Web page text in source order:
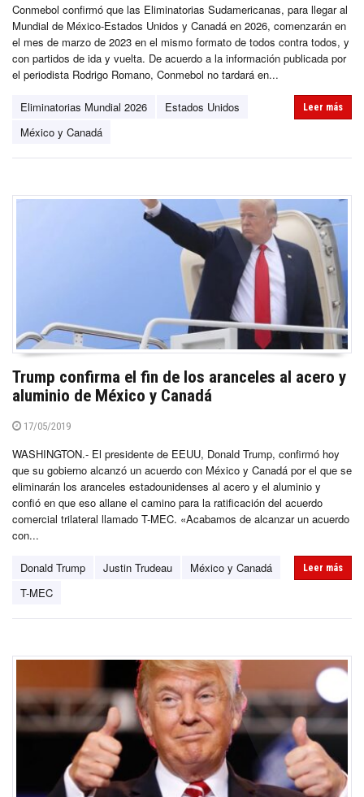
Conmebol confirmó que las Eliminatorias Sudamericanas, para llegar al
Mundial de México-Estados Unidos y Canadá en 2026, comenzarán en
el mes de marzo de 2023 en el mismo formato de todos contra todos, y
con partidos de ida y vuelta. De acuerdo a la información publicada por
el periodista Rodrigo Romano, Conmebol no tardará en...
Eliminatorias Mundial 2026
Estados Unidos
México y Canadá
Leer más
Trump confirma el fin de los aranceles al acero y
aluminio de México y Canadá
17/05/2019
WASHINGTON.- El presidente de EEUU, Donald Trump, confirmó hoy
que su gobierno alcanzó un acuerdo con México y Canadá por el que se
eliminarán los aranceles estadounidenses al acero y el aluminio y
confió en que eso allane el camino para la ratificación del acuerdo
comercial trilateral llamado T-MEC. «Acabamos de alcanzar un acuerdo
con...
Donald Trump Justin Trudeau
México y Canadá
T-MEC
Leer más